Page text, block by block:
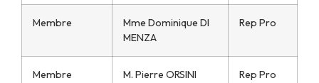
Membre
Mme Dominique DI
MENZA
Rep Pro
Membre M. Pierre ORSINI Rep Pro